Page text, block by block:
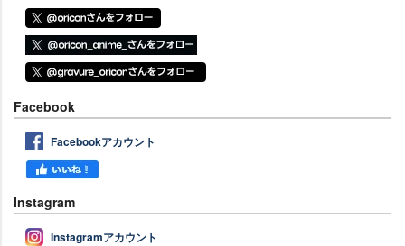
Facebook
Facebookアカウント
Instagram
Instagramアカウント